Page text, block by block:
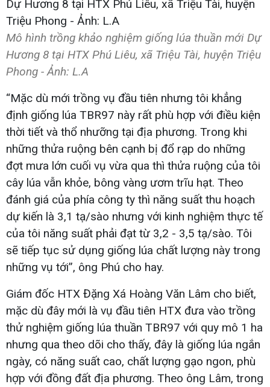
Mô hình trồng khảo nghiệm giống lúa thuần mới Dự
Hương 8 tại HTX Phú Liêu, xã Triệu Tài, huyện Triệu
Phong - Ảnh: L.A
“Mặc dù mới trồng vụ đầu tiên nhưng tôi khẳng
định giống lúa TBR97 này rất phù hợp với điều kiện
thời tiết và thổ nhưỡng tại địa phương. Trong khi
những thửa ruộng bên cạnh bị đổ rạp do những
đợt mưa lớn cuối vụ vừa qua thì thửa ruộng của tôi
cây lúa vẫn khỏe, bông vàng ươm trĩu hạt. Theo
đánh giá của phía công ty thì năng suất thu hoạch
dự kiến là 3,1 tạ/sào nhưng với kinh nghiệm thực tế
của tôi năng suất phải đạt từ 3,2 - 3,5 tạ/sào. Tôi
sẽ tiếp tục sử dụng giống lúa chất lượng này trong
những vụ tới”, ông Phú cho hay.
Giám đốc HTX Đặng Xá Hoàng Văn Lâm cho biết,
mặc dù đây mới là vụ đầu tiên HTX đưa vào trồng
thử nghiệm giống lúa thuần TBR97 với quy mô 1 ha
nhưng qua theo dõi cho thấy, đây là giống lúa ngắn
ngày, có năng suất cao, chất lượng gạo ngon, phù
hợp với đồng đất địa phương. Theo ông Lâm, trong